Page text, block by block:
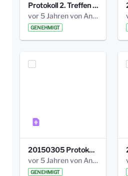
Protokoll 2. Treffen 20140315 AG Bismarckplatz.pdf
vor 5 Jahren von Anni Schlumberger
GENEHMIGT
20150305 Protokoll Bismarckplatz _UrbanG_01.pdf
vor 5 Jahren von Anni Schlumberger
GENEHMIGT